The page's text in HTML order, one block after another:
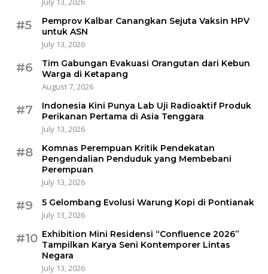
#5
Pemprov Kalbar Canangkan Sejuta Vaksin HPV
untuk ASN
July 13, 2026
#6
Tim Gabungan Evakuasi Orangutan dari Kebun
Warga di Ketapang
August 7, 2026
#7
Indonesia Kini Punya Lab Uji Radioaktif Produk
Perikanan Pertama di Asia Tenggara
July 13, 2026
#8
Komnas Perempuan Kritik Pendekatan
Pengendalian Penduduk yang Membebani
Perempuan
July 13, 2026
#9
5 Gelombang Evolusi Warung Kopi di Pontianak
July 13, 2026
#10 Exhibition Mini Residensi “Confluence 2026”
Tampilkan Karya Seni Kontemporer Lintas
Negara
July 13, 2026